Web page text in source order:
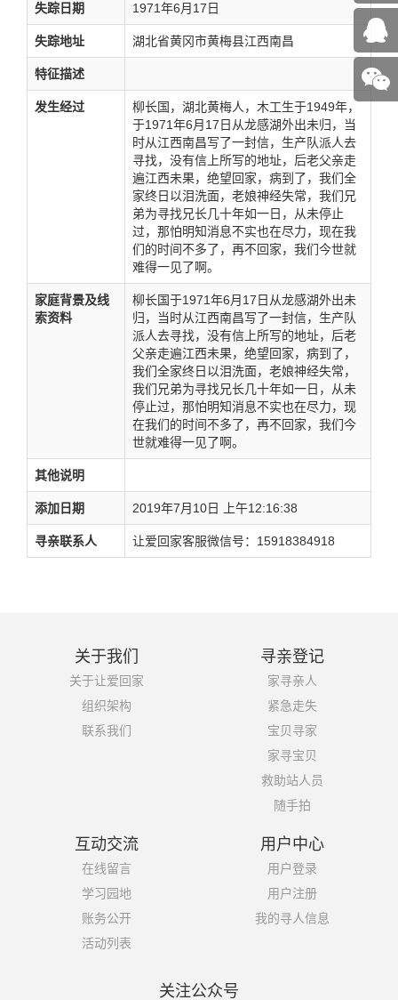
失踪日期 1971年6月17日
失踪地址 湖北省黄冈市黄梅县江西南昌
特征描述
发生经过
柳长国，湖北黄梅人，木工生于1949年，
于1971年6月17日从龙感湖外出未归，当
时从江西南昌写了一封信，生产队派人去
寻找，没有信上所写的地址，后老父亲走
遍江西未果，绝望回家，病到了，我们全
家终日以泪洗面，老娘神经失常，我们兄
弟为寻找兄长几十年如一日，从未停止
过，那怕明知消息不实也在尽力，现在我
们的时间不多了，再不回家，我们今世就
难得一见了啊。
家庭背景及线
索资料
柳长国于1971年6月17日从龙感湖外出未
归，当时从江西南昌写了一封信，生产队
派人去寻找，没有信上所写的地址，后老
父亲走遍江西未果，绝望回家，病到了，
我们全家终日以泪洗面，老娘神经失常，
我们兄弟为寻找兄长几十年如一日，从未
停止过，那怕明知消息不实也在尽力，现
在我们的时间不多了，再不回家，我们今
世就难得一见了啊。
其他说明
添加日期 2019年7月10日 上午12:16:38
寻亲联系人 让爱回家客服微信号：15918384918
关于我们
关于让爱回家
组织架构
联系我们
寻亲登记
家寻亲人
紧急走失
宝贝寻家
家寻宝贝
救助站人员
随手拍
互动交流
在线留言
学习园地
账务公开
活动列表
用户中心
用户登录
用户注册
我的寻人信息
关注公众号